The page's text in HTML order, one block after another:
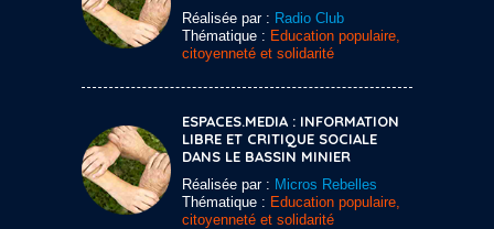
Réalisée par : Radio Club
Thématique : Education populaire,
citoyenneté et solidarité
ESPACES.MEDIA : INFORMATION
LIBRE ET CRITIQUE SOCIALE
DANS LE BASSIN MINIER
Réalisée par : Micros Rebelles
Thématique : Education populaire,
citoyenneté et solidarité